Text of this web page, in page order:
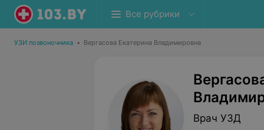
Все рубрики
УЗИ позвоночника • Вергасова Екатерина Владимировна
Врач УЗД